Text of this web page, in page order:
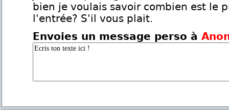
bien je voulais savoir combien est le
l'entrée? S'il vous plait.
Envoies un message perso à